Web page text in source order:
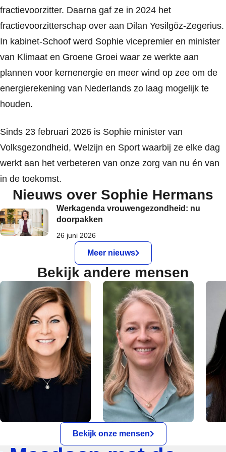
fractievoorzitter. Daarna gaf ze in 2024 het
fractievoorzitterschap over aan Dilan Yesilgöz-Zegerius.
In kabinet-Schoof werd Sophie vicepremier en minister
van Klimaat en Groene Groei waar ze werkte aan
plannen voor kernenergie en meer wind op zee om de
energierekening van Nederlands zo laag mogelijk te
houden.
Sinds 23 februari 2026 is Sophie minister van
Volksgezondheid, Welzijn en Sport waarbij ze elke dag
werkt aan het verbeteren van onze zorg van nu én van
in de toekomst.
Nieuws over Sophie Hermans
Werkagenda vrouwengezondheid: nu
doorpakken
26 juni 2026
Meer nieuws
Bekijk andere mensen
Bekijk onze mensen